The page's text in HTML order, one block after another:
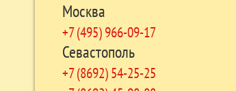
Москва
+7 (495) 966-09-17
Севастополь
+7 (8692) 54-25-25